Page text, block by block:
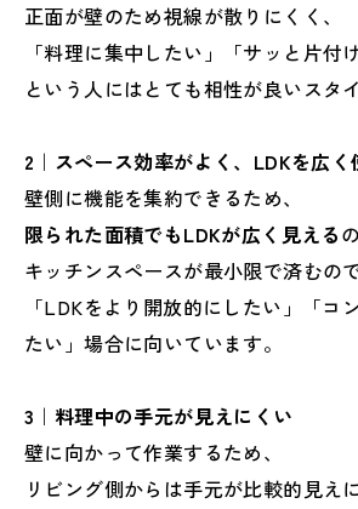
正面が壁のため視線が散りにくく、
「料理に集中したい」「サッと片付
という人にはとても相性が良いスタ
2｜スペース効率がよく、LDKを広く
壁側に機能を集約できるため、
限られた面積でもLDKが広く見える
キッチンスペースが最小限で済むので
「LDKをより開放的にしたい」「コ
たい」場合に向いています。
3｜料理中の手元が見えにくい
壁に向かって作業するため、
リビング側からは手元が比較的見え